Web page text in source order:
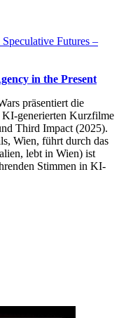
in the Present
präsentiert die
generierten Kurzfilme
Third Impact (2025).
Wien, führt durch das
lebt in Wien) ist
Stimmen in KI-